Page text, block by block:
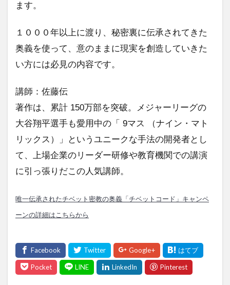
ます。
１０００年以上に渡り、秘密裏に伝承されてきた
奥義を使って、意のままに現実を創造していきた
い方には必見の内容です。
講師：佐藤伝
著作は、累計 150万部を突破。メジャーリーグの
大谷翔平選手も愛用中の「 9マス （ナイン・マト
リックス）」というユニークな手法の開発者とし
て、上場企業のリーダー研修や教育機関での講演
に引っ張りだこの人気講師。
唯一伝承されたチベット密教の奥義「チベットコード」キャンペ
ーンの詳細はこちらから